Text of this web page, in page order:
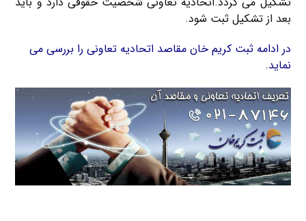
بعد از تشکیل ثبت شود.
در ادامه ثبت کریم خان مقاصد اتحادیه تعاونی را بررسی می
نماید.